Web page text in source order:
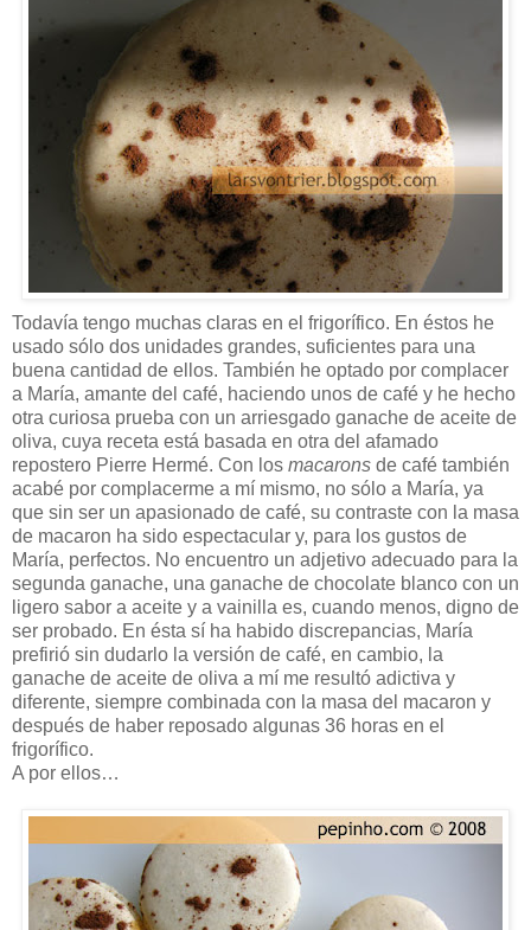
Todavía tengo muchas claras en el frigorífico. En éstos he
usado sólo dos unidades grandes, suficientes para una
buena cantidad de ellos. También he optado por complacer
a María, amante del café, haciendo unos de café y he hecho
otra curiosa prueba con un arriesgado ganache de aceite de
oliva, cuya receta está basada en otra del afamado
repostero Pierre Hermé. Con los macarons de café también
acabé por complacerme a mí mismo, no sólo a María, ya
que sin ser un apasionado de café, su contraste con la masa
de macaron ha sido espectacular y, para los gustos de
María, perfectos. No encuentro un adjetivo adecuado para la
segunda ganache, una ganache de chocolate blanco con un
ligero sabor a aceite y a vainilla es, cuando menos, digno de
ser probado. En ésta sí ha habido discrepancias, María
prefirió sin dudarlo la versión de café, en cambio, la
ganache de aceite de oliva a mí me resultó adictiva y
diferente, siempre combinada con la masa del macaron y
después de haber reposado algunas 36 horas en el
frigorífico.
A por ellos…